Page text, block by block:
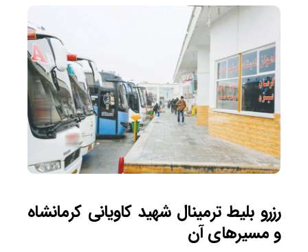
رزرو بلیط ترمینال شهید کاویانی کرمانشاه
و مسیرهای آن